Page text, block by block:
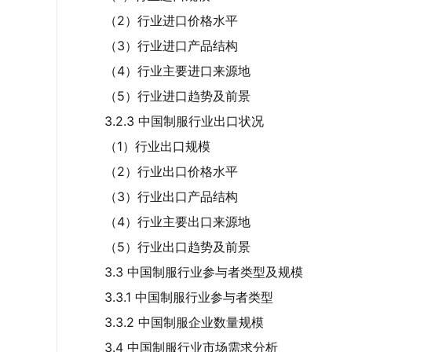
（2）行业进口价格水平
（3）行业进口产品结构
（4）行业主要进口来源地
（5）行业进口趋势及前景
3.2.3 中国制服行业出口状况
（1）行业出口规模
（2）行业出口价格水平
（3）行业出口产品结构
（4）行业主要出口来源地
（5）行业出口趋势及前景
3.3 中国制服行业参与者类型及规模
3.3.1 中国制服行业参与者类型
3.3.2 中国制服企业数量规模
3.4 中国制服行业市场需求分析